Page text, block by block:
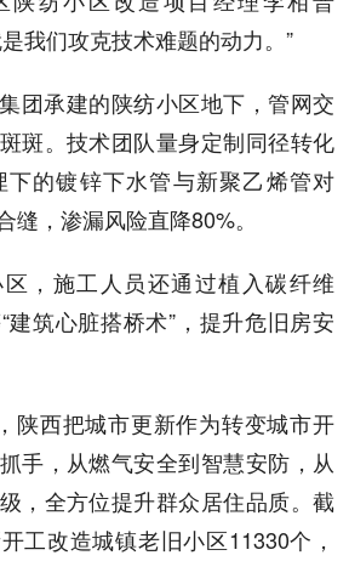
我们攻克技术难题的动力。”
团承建的陕纺小区地下，管网交
斑。技术团队量身定制同径转化
的镀锌下水管与新聚乙烯管对
缝，渗漏风险直降80%。
，施工人员还通过植入碳纤维
建筑心脏搭桥术”，提升危旧房安
陕西把城市更新作为转变城市开
手，从燃气安全到智慧安防，从
，全方位提升群众居住品质。截
工改造城镇老旧小区11330个，